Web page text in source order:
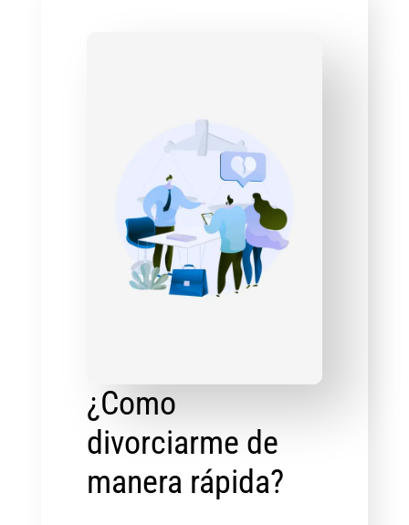
¿Como
divorciarme de
manera rápida?